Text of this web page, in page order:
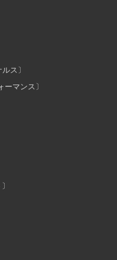
ス〕
ーマンス〕